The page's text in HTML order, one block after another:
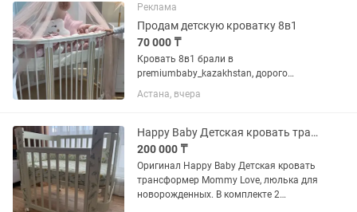
приставная кровать-диванчик и
игровой...
Реклама
Продам детскую кроватку 8в1
70 000 ₸
Кровать 8в1 брали в
premiumbaby_kazakhstan, дорого
Кровать из экологичного чистого
дерева Есть балдахин, бортики
не использовали, так как ребенок не
спал в...
Астана, вчера
Happy Baby Детская кровать трансформер для новорожденных
200 000 ₸
Оригинал Happy Baby Детская кровать
трансформер Mommy Love, люлька для
новорожденных. В комплекте 2